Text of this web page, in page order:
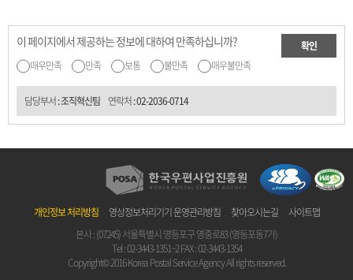
이 페이지에서 제공하는 정보에 대하여 만족하십니까?
매우만족 만족 보통 불만족 매우불만족
확인
담당부서: 조직혁신팀 연락처:02-2036-0714
개인정보 처리방침 영상정보처리기기 운영관리방침 찾아오시는길
사이트맵
본사 : (07245) 서울특별시 영등포구 영중로83 (영등포동7가)
Tel :02-3443-1351~2FAX : 02-3443-1354
Copyright© 2016 Korea Postal Service Agency All rights reserved.